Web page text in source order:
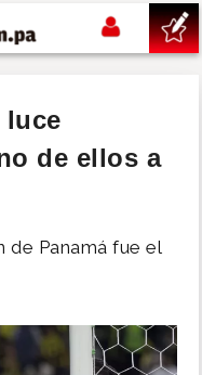
luce
de ellos a
de Panamá fue el